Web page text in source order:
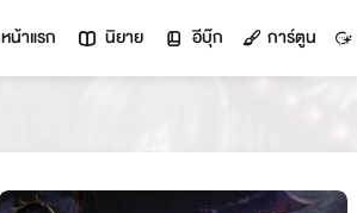
หน้าแรก นิยาย อีบุ๊ก การ์ตูน